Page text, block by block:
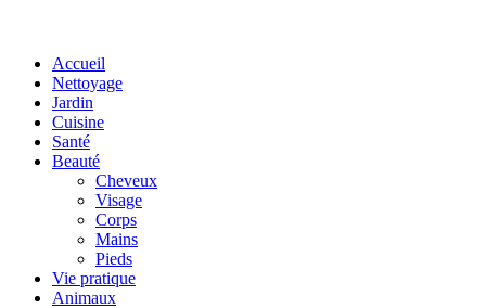
Accueil
Nettoyage
Jardin
Cuisine
Santé
Beauté
Cheveux
Visage
Corps
Mains
Pieds
Vie pratique
Animaux